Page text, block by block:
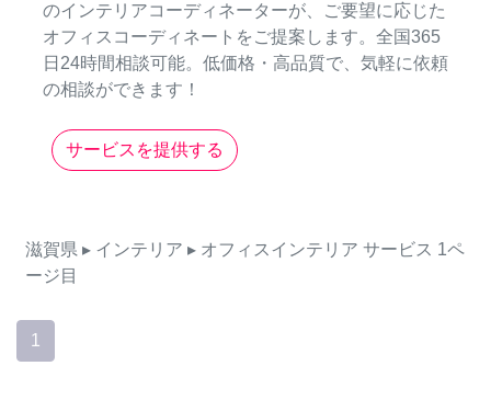
のインテリアコーディネーターが、ご要望に応じた
オフィスコーディネートをご提案します。全国365
日24時間相談可能。低価格・高品質で、気軽に依頼
の相談ができます！
サービスを提供する
滋賀県 ▸ インテリア ▸ オフィスインテリア サービス 1ペ
ージ目
1